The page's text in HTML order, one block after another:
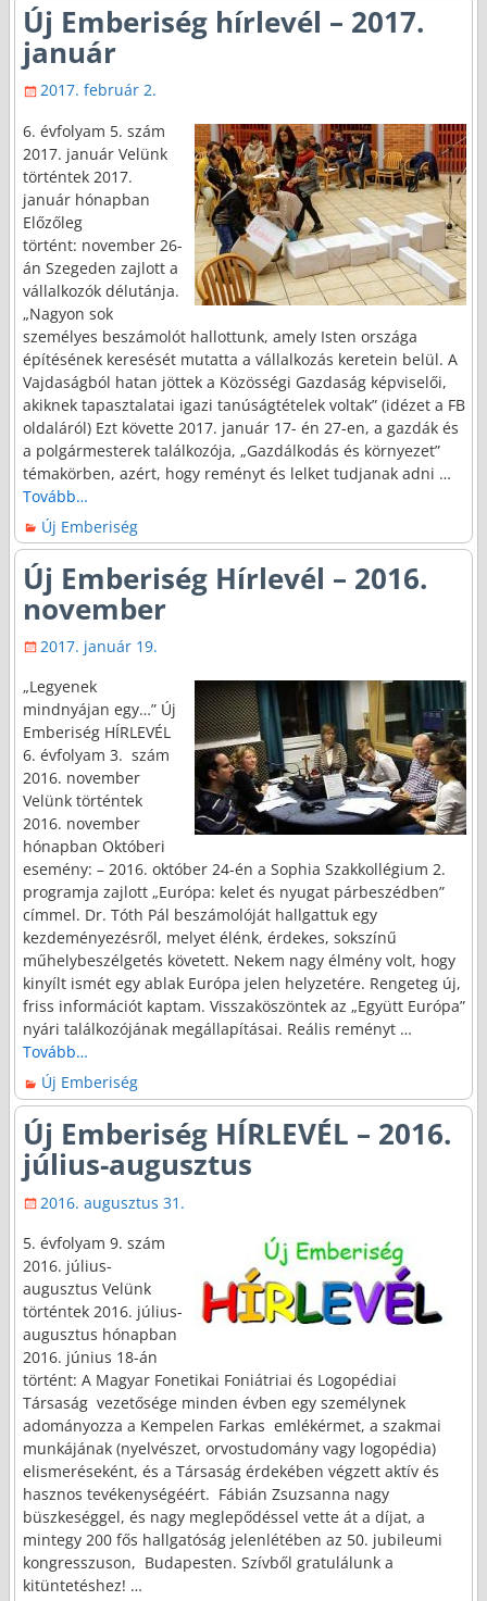
Új Emberiség hírlevél – 2017.
január
2017. február 2.
6. évfolyam 5. szám
2017. január Velünk
történtek 2017.
január hónapban
Előzőleg
történt: november 26-
án Szegeden zajlott a
vállalkozók délutánja.
„Nagyon sok
személyes beszámolót hallottunk, amely Isten országa
építésének keresését mutatta a vállalkozás keretein belül. A
Vajdaságból hatan jöttek a Közösségi Gazdaság képviselői,
akiknek tapasztalatai igazi tanúságtételek voltak” (idézet a FB
oldaláról) Ezt követte 2017. január 17- én 27-en, a gazdák és
a polgármesterek találkozója, „Gazdálkodás és környezet”
témakörben, azért, hogy reményt és lelket tudjanak adni …
Tovább…
Új Emberiség
Új Emberiség Hírlevél – 2016.
november
2017. január 19.
„Legyenek
mindnyájan egy…” Új
Emberiség HÍRLEVÉL
6. évfolyam 3. szám
2016. november
Velünk történtek
2016. november
hónapban Októberi
esemény: – 2016. október 24-én a Sophia Szakkollégium 2.
programja zajlott „Európa: kelet és nyugat párbeszédben”
címmel. Dr. Tóth Pál beszámolóját hallgattuk egy
kezdeményezésről, melyet élénk, érdekes, sokszínű
műhelybeszélgetés követett. Nekem nagy élmény volt, hogy
kinyílt ismét egy ablak Európa jelen helyzetére. Rengeteg új,
friss információt kaptam. Visszaköszöntek az „Együtt Európa”
nyári találkozójának megállapításai. Reális reményt …
Tovább…
Új Emberiség
Új Emberiség HÍRLEVÉL – 2016.
július-augusztus
2016. augusztus 31.
5. évfolyam 9. szám
2016. július-
augusztus Velünk
történtek 2016. július-
augusztus hónapban
2016. június 18-án
történt: A Magyar Fonetikai Foniátriai és Logopédiai
Társaság vezetősége minden évben egy személynek
adományozza a Kempelen Farkas emlékérmet, a szakmai
munkájának (nyelvészet, orvostudomány vagy logopédia)
elismeréseként, és a Társaság érdekében végzett aktív és
hasznos tevékenységéért. Fábián Zsuzsanna nagy
büszkeséggel, és nagy meglepődéssel vette át a díjat, a
mintegy 200 fős hallgatóság jelenlétében az 50. jubileumi
kongresszuson, Budapesten. Szívből gratulálunk a
kitüntetéshez! …